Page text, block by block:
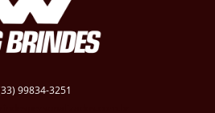
99834-3251